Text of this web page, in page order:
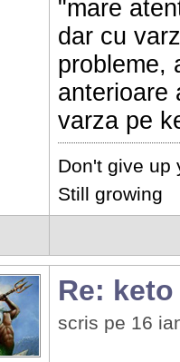
"mare
dar cu
probleme,
anterioare
varza pe
Don't give up
Still growing
Re: keto
scris pe 16